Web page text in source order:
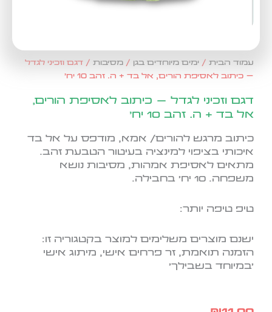
עמוד הבית/ימים מיוחדים בגן/ מסיבות/ דגם וזכיני לגדל
– כיתוב לאסיפת הורים, אל בד + ה. זהב 10 יח'
דגם וזכיני לגדל – כיתוב לאסיפת הורים,
אל בד + ה. זהב 10 יח'
כיתוב מרגש להורים/ אמא, מודפס על אל בד
איכותי בציפוי למינציה בעיטור הטבעת זהב.
מתאים לאסיפת אמהות, מסיבות נושא
משפחה. 10 יח' בחבילה.
טיפ טיפה יותר:
ישנם מוצרים משלימים למוצר בקטגוריה זו:
הזמנה תואמת, זר פרחיםאישי, מיתוג אישי
'במיוחד בשבילך'